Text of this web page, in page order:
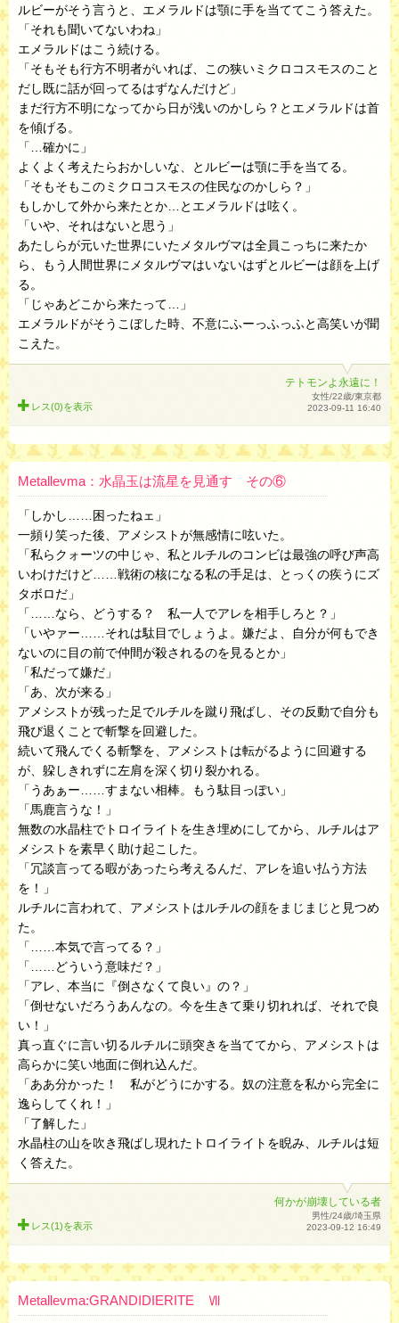
ルビーがそう言うと、エメラルドは顎に手を当ててこう答えた。
「それも聞いてないわね」
エメラルドはこう続ける。
「そもそも行方不明者がいれば、この狭いミクロコスモスのこと
だし既に話が回ってるはずなんだけど」
まだ行方不明になってから日が浅いのかしら？とエメラルドは首
を傾げる。
「…確かに」
よくよく考えたらおかしいな、とルビーは顎に手を当てる。
「そもそもこのミクロコスモスの住民なのかしら？」
もしかして外から来たとか…とエメラルドは呟く。
「いや、それはないと思う」
あたしらが元いた世界にいたメタルヴマは全員こっちに来たか
ら、もう人間世界にメタルヴマはいないはずとルビーは顔を上げ
る。
「じゃあどこから来たって…」
エメラルドがそうこぼした時、不意にふーっふっふと高笑いが聞
こえた。
テトモンよ永遠に！
女性/22歳/東京都
2023-09-11 16:40
レス(0)を表示
Metallevma：水晶玉は流星を見通す その⑥
「しかし……困ったねェ」
一頻り笑った後、アメシストが無感情に呟いた。
「私らクォーツの中じゃ、私とルチルのコンビは最強の呼び声高
いわけだけど……戦術の核になる私の手足は、とっくの疾うにズ
タボロだ」
「……なら、どうする？ 私一人でアレを相手しろと？」
「いやァー……それは駄目でしょうよ。嫌だよ、自分が何もでき
ないのに目の前で仲間が殺されるのを見るとか」
「私だって嫌だ」
「あ、次が来る」
アメシストが残った足でルチルを蹴り飛ばし、その反動で自分も
飛び退くことで斬撃を回避した。
続いて飛んでくる斬撃を、アメシストは転がるように回避する
が、躱しきれずに左肩を深く切り裂かれる。
「うあぁー……すまない相棒。もう駄目っぽい」
「馬鹿言うな！」
無数の水晶柱でトロイライトを生き埋めにしてから、ルチルはア
メシストを素早く助け起こした。
「冗談言ってる暇があったら考えるんだ、アレを追い払う方法
を！」
ルチルに言われて、アメシストはルチルの顔をまじまじと見つめ
た。
「……本気で言ってる？」
「……どういう意味だ？」
「アレ、本当に『倒さなくて良い』の？」
「倒せないだろうあんなの。今を生きて乗り切れれば、それで良
い！」
真っ直ぐに言い切るルチルに頭突きを当ててから、アメシストは
高らかに笑い地面に倒れ込んだ。
「ああ分かった！ 私がどうにかする。奴の注意を私から完全に
逸らしてくれ！」
「了解した」
水晶柱の山を吹き飛ばし現れたトロイライトを睨み、ルチルは短
く答えた。
何かが崩壊している者
男性/24歳/埼玉県
2023-09-12 16:49
レス(1)を表示
Metallevma:GRANDIDIERITE Ⅶ